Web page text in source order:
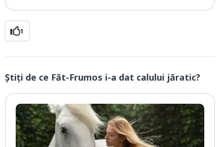
1
Ştiţi de ce Făt-Frumos i-a dat calului jăratic?